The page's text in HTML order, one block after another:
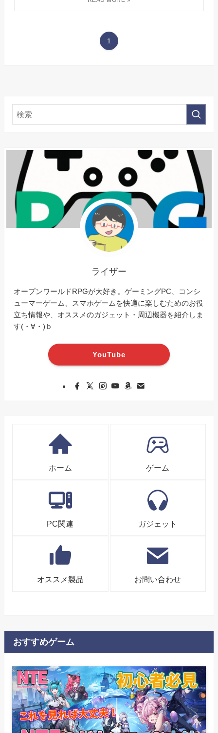
1
ライザー
オープンワールドRPGが大好き。ゲーミングPC、コンシ
ューマーゲーム、スマホゲームを快適に楽しむためのお役
立ち情報や、オススメのガジェット・周辺機器を紹介しま
す(・∀・)ｂ
YouTube
ホーム ゲーム
PC関連 ガジェット
オススメ製品 お問い合わせ
おすすめゲーム